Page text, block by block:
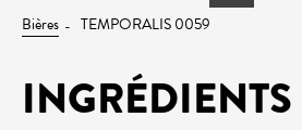
Bières TEMPORALIS 0059
INGRÉDIENTS